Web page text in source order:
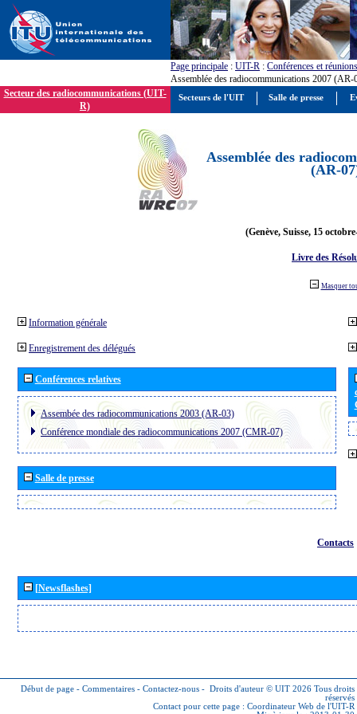
Page principale : UIT-R : Conférences et réunions
Assemblée des radiocommunications 2007 (AR-
Secteur des radiocommunications (UIT-
R)
Assemblée des
(AR-
(Genève, Suisse, 15
Livre des
Masquer
Information générale
Enregistrement des délégués
Conférences relatives
Assembée des radiocommunications 2003 (AR-03)
Conférence mondiale des radiocommunications 2007 (CMR-07)
Salle de presse
Contacts
[Newsflashes]
Début de page - Commentaires - Contactez-nous - Droits d'auteur © UIT 2026 Tous droits
réservés
Contact pour cette page : Coordinateur Web de l'UIT-R
Secteurs de l'UIT Salle de presse